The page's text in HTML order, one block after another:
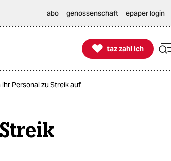
abo genossenschaft epaper login

taz zahl ich
taz zahl ich
Personal zu Streik auf